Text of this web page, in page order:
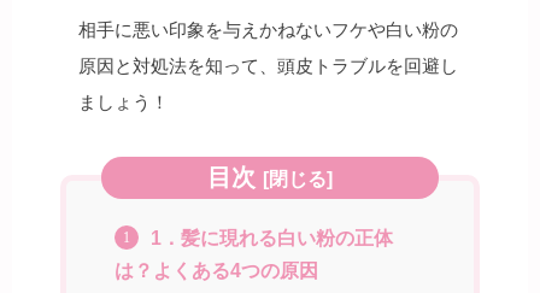
相手に悪い印象を与えかねないフケや白い粉の
原因と対処法を知って、頭皮トラブルを回避し
ましょう！
目次 [閉じる]
1
1．髪に現れる白い粉の正体
は？よくある4つの原因